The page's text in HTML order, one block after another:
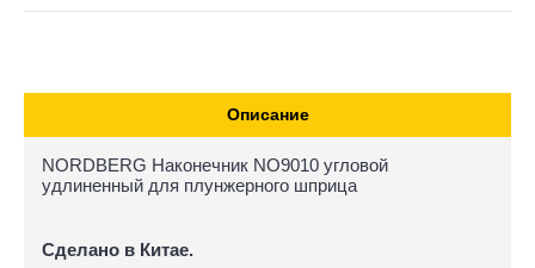
Описание
NORDBERG Наконечник NO9010 угловой
удлиненный для плунжерного шприца
Сделано в Китае.